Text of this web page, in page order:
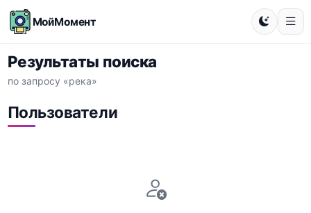
МойМомент
Результаты поиска
по запросу «река»
Пользователи